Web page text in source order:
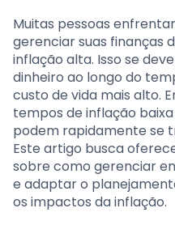
Muitas pessoas
gerenciar suas finanças
inflação alta. Isso se
dinheiro ao longo do
custo de vida mais alto.
tempos de inflação
podem rapidamente se
Este artigo busca
sobre como gerenciar
e adaptar o
os impactos da inflação.